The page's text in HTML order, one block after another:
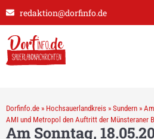
redaktion@dorfinfo.de
Dorfinfo.de » Hochsauerlandkreis » Sundern »
AMI und Metropol den Auftritt der Münsteraner
Am Sonntag,